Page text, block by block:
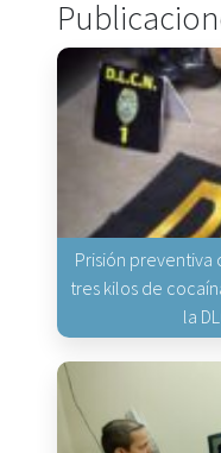
Prisión
tres kilos de
la